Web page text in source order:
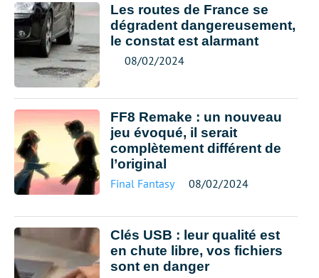
Les routes de France se
dégradent dangereusement,
le constat est alarmant
08/02/2024
FF8 Remake : un nouveau
jeu évoqué, il serait
complètement différent de
l’original
Final Fantasy 08/02/2024
Clés USB : leur qualité est
en chute libre, vos fichiers
sont en danger